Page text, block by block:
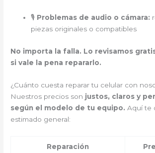
🎙️ Problemas de audio o cámara:
piezas originales o compatibles
No importa la falla. Lo revisamos
si vale la pena repararlo.
¿Cuánto cuesta reparar tu celular con
Nuestros precios son justos, claros y
según el modelo de tu equipo. Aquí te
estimado general:
Reparación